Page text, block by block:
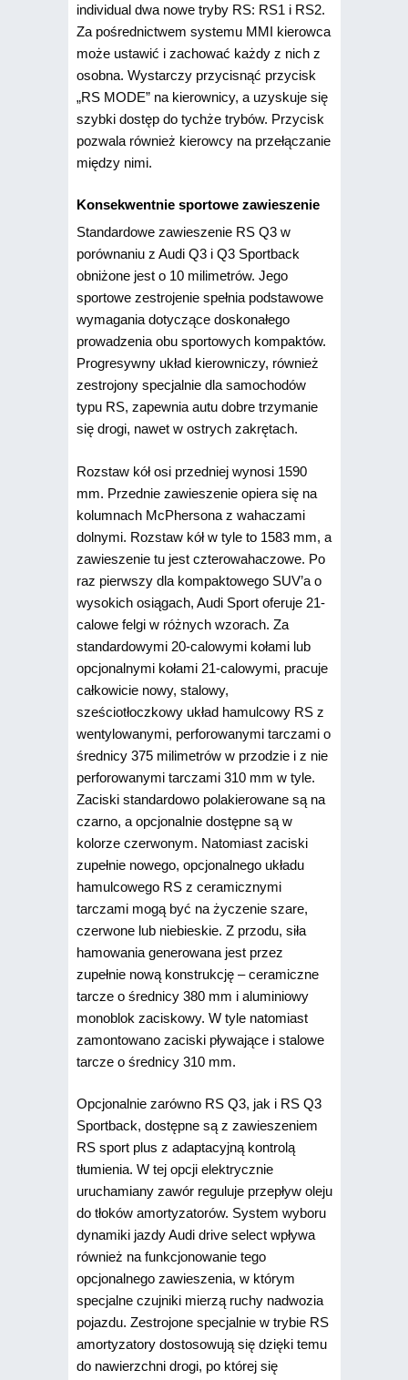
individual dwa nowe tryby RS: RS1 i RS2.
Za pośrednictwem systemu MMI kierowca
może ustawić i zachować każdy z nich z
osobna. Wystarczy przycisnąć przycisk
„RS MODE” na kierownicy, a uzyskuje się
szybki dostęp do tychże trybów. Przycisk
pozwala również kierowcy na przełączanie
między nimi.
Konsekwentnie sportowe zawieszenie
Standardowe zawieszenie RS Q3 w
porównaniu z Audi Q3 i Q3 Sportback
obniżone jest o 10 milimetrów. Jego
sportowe zestrojenie spełnia podstawowe
wymagania dotyczące doskonałego
prowadzenia obu sportowych kompaktów.
Progresywny układ kierowniczy, również
zestrojony specjalnie dla samochodów
typu RS, zapewnia autu dobre trzymanie
się drogi, nawet w ostrych zakrętach.
Rozstaw kół osi przedniej wynosi 1590
mm. Przednie zawieszenie opiera się na
kolumnach McPhersona z wahaczami
dolnymi. Rozstaw kół w tyle to 1583 mm, a
zawieszenie tu jest czterowahaczowe. Po
raz pierwszy dla kompaktowego SUV’a o
wysokich osiągach, Audi Sport oferuje 21-
calowe felgi w różnych wzorach. Za
standardowymi 20-calowymi kołami lub
opcjonalnymi kołami 21-calowymi, pracuje
całkowicie nowy, stalowy,
sześciotłoczkowy układ hamulcowy RS z
wentylowanymi, perforowanymi tarczami o
średnicy 375 milimetrów w przodzie i z nie
perforowanymi tarczami 310 mm w tyle.
Zaciski standardowo polakierowane są na
czarno, a opcjonalnie dostępne są w
kolorze czerwonym. Natomiast zaciski
zupełnie nowego, opcjonalnego układu
hamulcowego RS z ceramicznymi
tarczami mogą być na życzenie szare,
czerwone lub niebieskie. Z przodu, siła
hamowania generowana jest przez
zupełnie nową konstrukcję – ceramiczne
tarcze o średnicy 380 mm i aluminiowy
monoblok zaciskowy. W tyle natomiast
zamontowano zaciski pływające i stalowe
tarcze o średnicy 310 mm.
Opcjonalnie zarówno RS Q3, jak i RS Q3
Sportback, dostępne są z zawieszeniem
RS sport plus z adaptacyjną kontrolą
tłumienia. W tej opcji elektrycznie
uruchamiany zawór reguluje przepływ oleju
do tłoków amortyzatorów. System wyboru
dynamiki jazdy Audi drive select wpływa
również na funkcjonowanie tego
opcjonalnego zawieszenia, w którym
specjalne czujniki mierzą ruchy nadwozia
pojazdu. Zestrojone specjalnie w trybie RS
amortyzatory dostosowują się dzięki temu
do nawierzchni drogi, po której się